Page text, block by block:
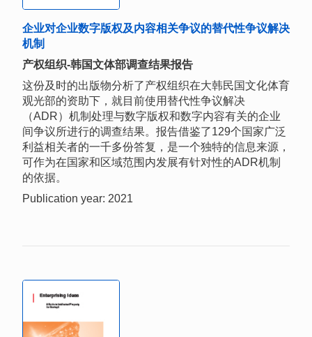
企业对企业数字版权及内容相关争议的替代性争议解决
机制
产权组织-韩国文体部调查结果报告
这份及时的出版物分析了产权组织在大韩民国文化体育
观光部的资助下，就目前使用替代性争议解决
（ADR）机制处理与数字版权和数字内容有关的企业
间争议所进行的调查结果。报告借鉴了129个国家广泛
利益相关者的一千多份答复，是一个独特的信息来源，
可作为在国家和区域范围内发展有针对性的ADR机制
的依据。
Publication year: 2021